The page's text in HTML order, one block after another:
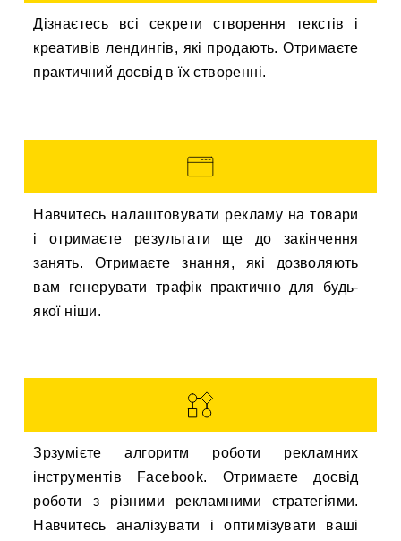
Дізнаєтесь всі секрети створення текстів і
креативів лендингів, які продають. Отримаєте
практичний досвід в їх створенні.
Навчитесь налаштовувати рекламу на товари
і отримаєте результати ще до закінчення
занять. Отримаєте знання, які дозволяють
вам генерувати трафік практично для будь-
якої ніши.
Зрзумієте алгоритм роботи рекламних
інструментів Facebook. Отримаєте досвід
роботи з різними рекламними стратегіями.
Навчитесь аналізувати і оптимізувати ваші